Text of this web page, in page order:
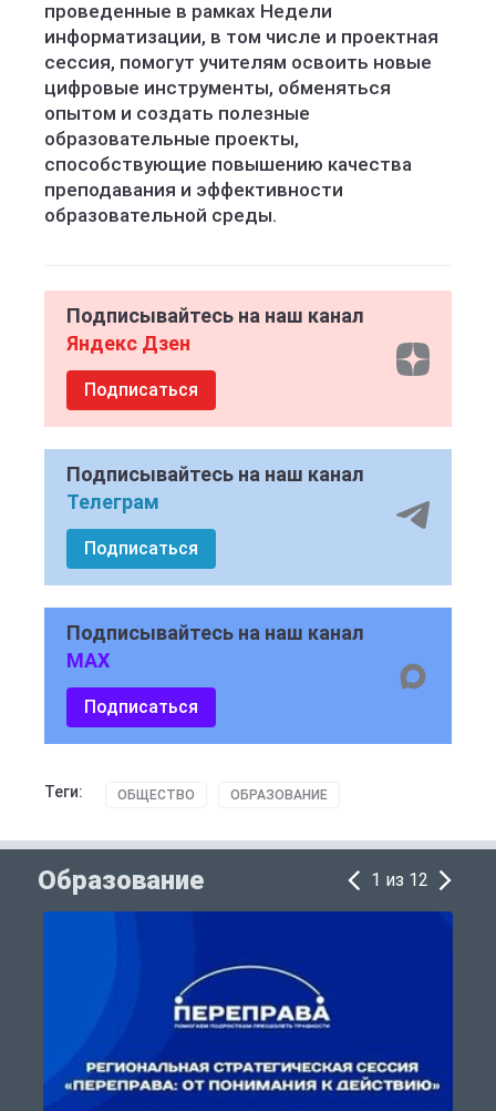
проведенные в рамках Недели
информатизации, в том числе и проектная
сессия, помогут учителям освоить новые
цифровые инструменты, обменяться
опытом и создать полезные
образовательные проекты,
способствующие повышению качества
преподавания и эффективности
образовательной среды.
Подписывайтесь на наш канал
Яндекс Дзен
Подписаться
Подписывайтесь на наш канал
Телеграм
Подписаться
Подписывайтесь на наш канал
MAX
Подписаться
Теги: ОБЩЕСТВО ОБРАЗОВАНИЕ
Образование 1 из 12